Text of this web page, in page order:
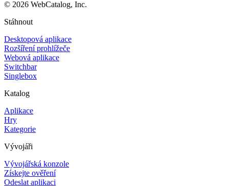
© 2026 WebCatalog, Inc.
Stáhnout
Desktopová aplikace
Rozšíření prohlížeče
Webová aplikace
Switchbar
Singlebox
Katalog
Aplikace
Hry
Kategorie
Vývojáři
Vývojářská konzole
Získejte ověření
Odeslat aplikaci